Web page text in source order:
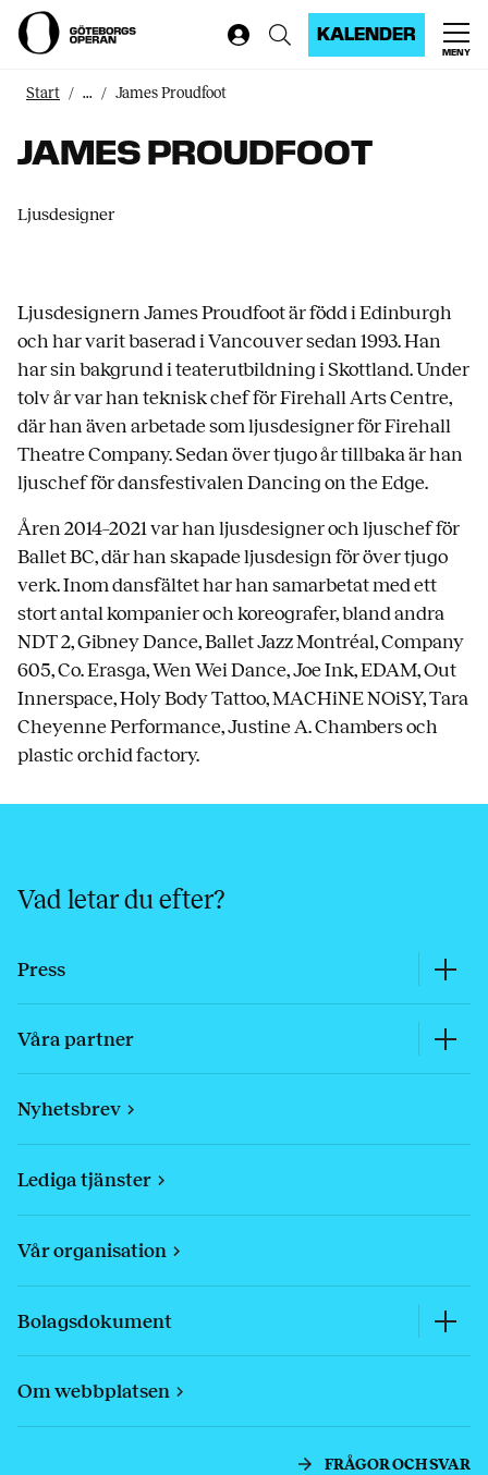
KALENDER
MENY
Start ... James Proudfoot
JAMES PROUDFOOT
Ljusdesigner
Ljusdesignern James Proudfoot är född i Edinburgh
och har varit baserad i Vancouver sedan 1993. Han
har sin bakgrund i teaterutbildning i Skottland. Under
tolv år var han teknisk chef för Firehall Arts Centre,
där han även arbetade som ljusdesigner för Firehall
Theatre Company. Sedan över tjugo år tillbaka är han
ljuschef för dansfestivalen Dancing on the Edge.
Åren 2014–2021 var han ljusdesigner och ljuschef för
Ballet BC, där han skapade ljusdesign för över tjugo
verk. Inom dansfältet har han samarbetat med ett
stort antal kompanier och koreografer, bland andra
NDT 2, Gibney Dance, Ballet Jazz Montréal, Company
605, Co. Erasga, Wen Wei Dance, Joe Ink, EDAM, Out
Innerspace, Holy Body Tattoo, MACHiNE NOiSY, Tara
Cheyenne Performance, Justine A. Chambers och
plastic orchid factory.
Vad letar du efter?
Press
Våra partner
Nyhetsbrev
Lediga tjänster
Vår organisation
Bolagsdokument
Om webbplatsen
FRÅGOR OCH SVAR